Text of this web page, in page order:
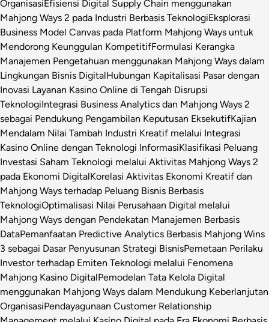
OrganisasiEfisiensi Digital Supply Chain menggunakan
Mahjong Ways 2 pada Industri Berbasis TeknologiEksplorasi
Business Model Canvas pada Platform Mahjong Ways untuk
Mendorong Keunggulan KompetitifFormulasi Kerangka
Manajemen Pengetahuan menggunakan Mahjong Ways dalam
Lingkungan Bisnis DigitalHubungan Kapitalisasi Pasar dengan
Inovasi Layanan Kasino Online di Tengah Disrupsi
TeknologiIntegrasi Business Analytics dan Mahjong Ways 2
sebagai Pendukung Pengambilan Keputusan EksekutifKajian
Mendalam Nilai Tambah Industri Kreatif melalui Integrasi
Kasino Online dengan Teknologi InformasiKlasifikasi Peluang
Investasi Saham Teknologi melalui Aktivitas Mahjong Ways 2
pada Ekonomi DigitalKorelasi Aktivitas Ekonomi Kreatif dan
Mahjong Ways terhadap Peluang Bisnis Berbasis
TeknologiOptimalisasi Nilai Perusahaan Digital melalui
Mahjong Ways dengan Pendekatan Manajemen Berbasis
DataPemanfaatan Predictive Analytics Berbasis Mahjong Wins
3 sebagai Dasar Penyusunan Strategi BisnisPemetaan Perilaku
Investor terhadap Emiten Teknologi melalui Fenomena
Mahjong Kasino DigitalPemodelan Tata Kelola Digital
menggunakan Mahjong Ways dalam Mendukung Keberlanjutan
OrganisasiPendayagunaan Customer Relationship